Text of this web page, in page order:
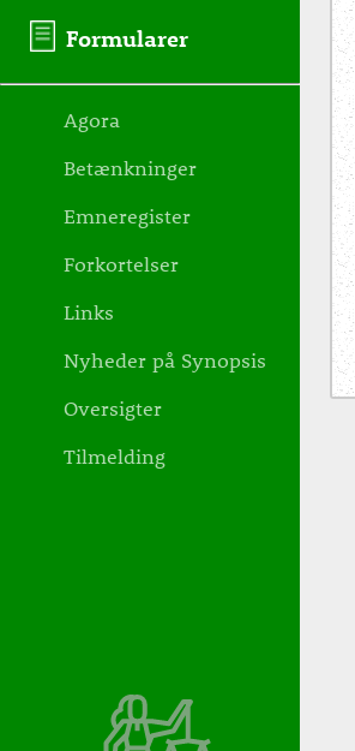
Formularer
Agora
Betænkninger
Emneregister
Forkortelser
Links
Nyheder på Synopsis
Oversigter
Tilmelding